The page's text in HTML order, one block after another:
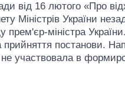
від 16 лютого «Про
Міністрів України
міністра
прийняття постанови.
участвовала в